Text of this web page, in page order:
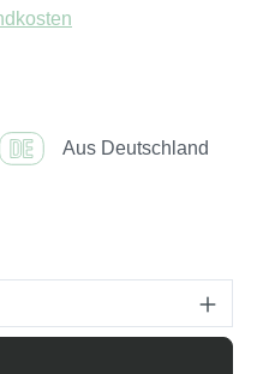
Aus Deutschland
gewünschten